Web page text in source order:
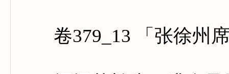
卷379_13 「张徐州席